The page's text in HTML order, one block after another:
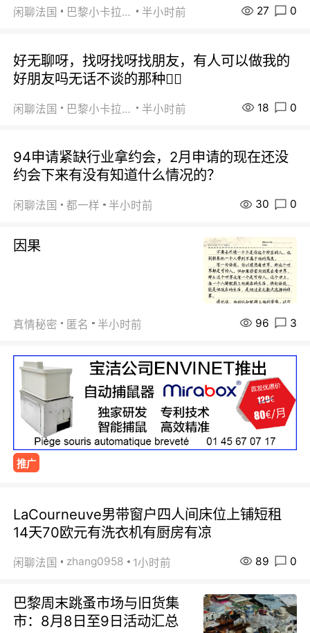
闲聊法国 巴黎小卡拉咪 半小时前 27 0
好无聊呀，找呀找呀找朋友，有人可以做我的
好朋友吗无话不谈的那种😮‍💨
闲聊法国 巴黎小卡拉咪 半小时前 18 0
94申请紧缺行业拿约会，2月申请的现在还没
约会下来有没有知道什么情况的？
闲聊法国 都一样 半小时前 30 0
因果
真情秘密 匿名 半小时前 96 3
推广
LaCourneuve男带窗户四人间床位上铺短租
14天70欧元有洗衣机有厨房有凉
闲聊法国 zhang0958 1小时前 89 0
巴黎周末跳蚤市场与旧货集
市：8月8日至9日活动汇总